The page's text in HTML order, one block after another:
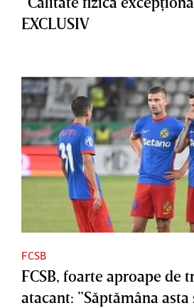
EXCLUSIV
FCSB
FCSB, foarte aproape de
atacant: ”Săptămâna asta